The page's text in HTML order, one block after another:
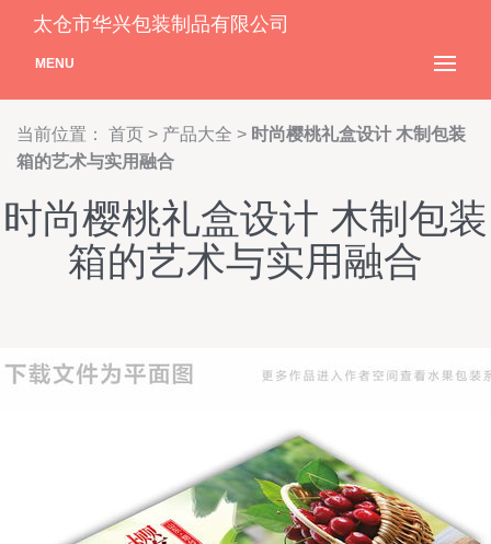
太仓市华兴包装制品有限公司
MENU
当前位置： 首页 > 产品大全 > 时尚樱桃礼盒设计 木制包装
箱的艺术与实用融合
时尚樱桃礼盒设计 木制包装
箱的艺术与实用融合